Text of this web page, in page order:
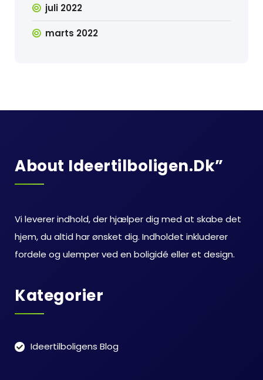
juli 2022
marts 2022
About Ideertilboligen.dk”
Vi leverer indhold, der hjælper dig med at skabe det
hjem, du altid har ønsket dig. Indholdet inkluderer
fordele og ulemper ved en boligidé eller et design.
Kategorier
Ideertilboligens Blog